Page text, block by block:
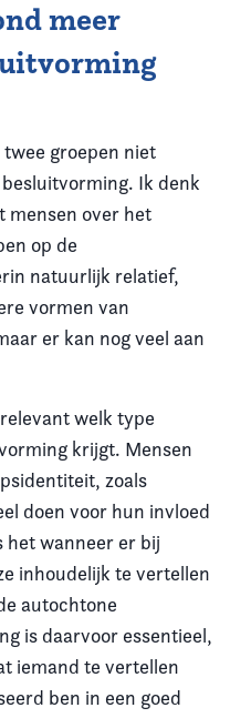
meer
groepen niet
Ik denk
mensen over het
op de
natuurlijk relatief,
vormen van
er kan nog veel aan
welk type
krijgt. Mensen
zoals
doen voor hun invloed
het wanneer er bij
inhoudelijk te vertellen
autochtone
is daarvoor essentieel,
iemand te vertellen
ben in een goed